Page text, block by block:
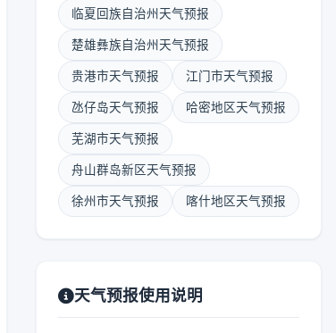
临夏回族自治州天气预报
楚雄彝族自治州天气预报
贵港市天气预报 江门市天气预报
氹仔岛天气预报 哈密地区天气预报
芜湖市天气预报
舟山群岛新区天气预报
徐州市天气预报 喀什地区天气预报
天气预报使用说明